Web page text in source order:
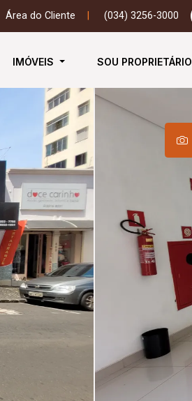
Área do Cliente (034) 3256-3000
IMÓVEIS SOU PROPRIETÁRIO